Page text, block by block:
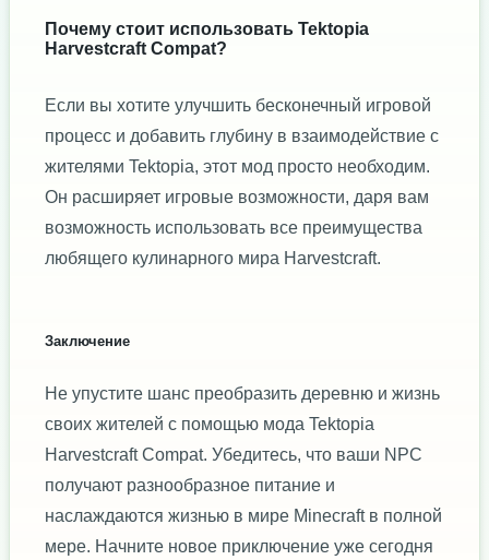
Почему стоит использовать Tektopia
Harvestcraft Compat?
Если вы хотите улучшить бесконечный игровой
процесс и добавить глубину в взаимодействие с
жителями Tektopia, этот мод просто необходим.
Он расширяет игровые возможности, даря вам
возможность использовать все преимущества
любящего кулинарного мира Harvestcraft.
Заключение
Не упустите шанс преобразить деревню и жизнь
своих жителей с помощью мода Tektopia
Harvestcraft Compat. Убедитесь, что ваши NPC
получают разнообразное питание и
наслаждаются жизнью в мире Minecraft в полной
мере. Начните новое приключение уже сегодня